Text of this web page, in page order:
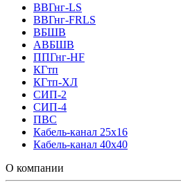
ВВГнг-LS
ВВГнг-FRLS
ВБШВ
АВБШВ
ППГнг-HF
КГтп
КГтп-ХЛ
СИП-2
СИП-4
ПВС
Кабель-канал 25х16
Кабель-канал 40х40
О компании